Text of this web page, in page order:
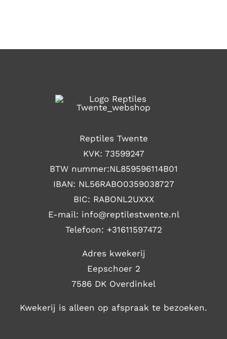
Reptiles Twente
KVK: 73599247
BTW nummer:NL859596114B01
IBAN: NL56RABO0359038727
BIC: RABONL2UXXX
E-mail: info@reptilestwente.nl
Telefoon: +31611597472
Adres kwekerij
Eepschoer 2
7586 DK Overdinkel
Kwekerij is alleen op afspraak te bezoeken.